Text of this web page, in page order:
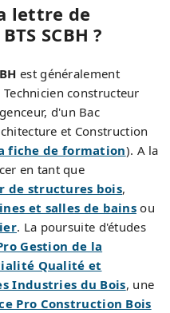
lettre de
SCBH ?
est généralement
constructeur
d'un Bac
et Construction
fiche de formation). A la
en tant que
de structures bois,
et salles de bainsou
. La poursuite d'études
Gestion de la
Qualité et
Industries du Bois, une
Pro Construction Bois